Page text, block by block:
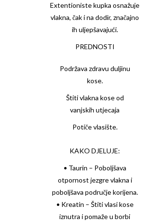
Extentionistekupka osnažuje
vlakna, čak i na dodir, značajno
ih uljepšavajući.
PREDNOSTI
Podržava zdravu duljinu
kose.
Štiti vlakna kose od
vanjskih utjecaja
Potiče vlasište.
KAKO DJELUJE:
• Taurin – Poboljšava
otpornost jezgre vlakna i
poboljšava područje korijena.
• Kreatin – Štiti vlasi kose
iznutra i pomaže u borbi